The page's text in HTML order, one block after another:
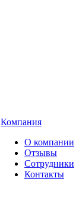
Компания
О компании
Отзывы
Сотрудники
Контакты